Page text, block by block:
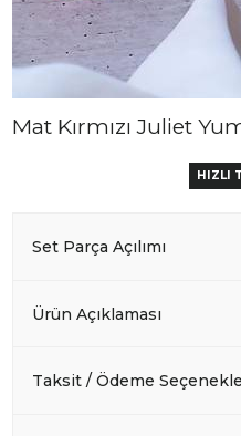
Mat Kırmızı Juliet
HIZLI
Set Parça Açılımı
Ürün Açıklaması
Taksit / Ödeme